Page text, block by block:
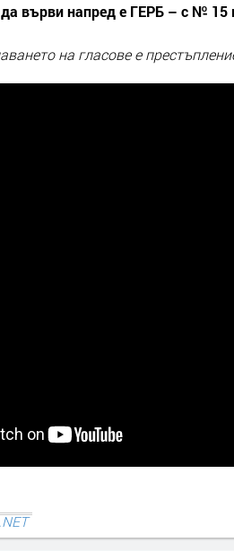
върви напред е ГЕРБ – с № 15
на гласове е